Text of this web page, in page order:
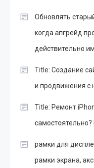
Обновлять
когда апгрейд
действительно
Title: Создание
и продвижения с
Title: Ремонт
рамки для
рамки экрана,